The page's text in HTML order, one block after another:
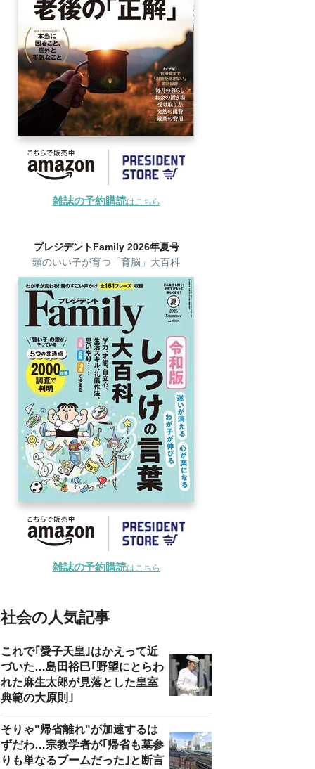
雑誌の予約購読はこちら
プレジデントFamily 2026年夏号
頭のいい子が育つ「育脳」大百科
雑誌の予約購読はこちら
社会の人気記事
これで｢愛子天皇｣はかえって近
づいた…島田裕巳｢野望にとらわ
れた麻生太郎が見落とした皇室
典範の大原則｣
そりゃ"帰省離れ"が加速するは
ずだわ…宗教学者が｢帰省も墓参
りも単なるブームだった｣と断言